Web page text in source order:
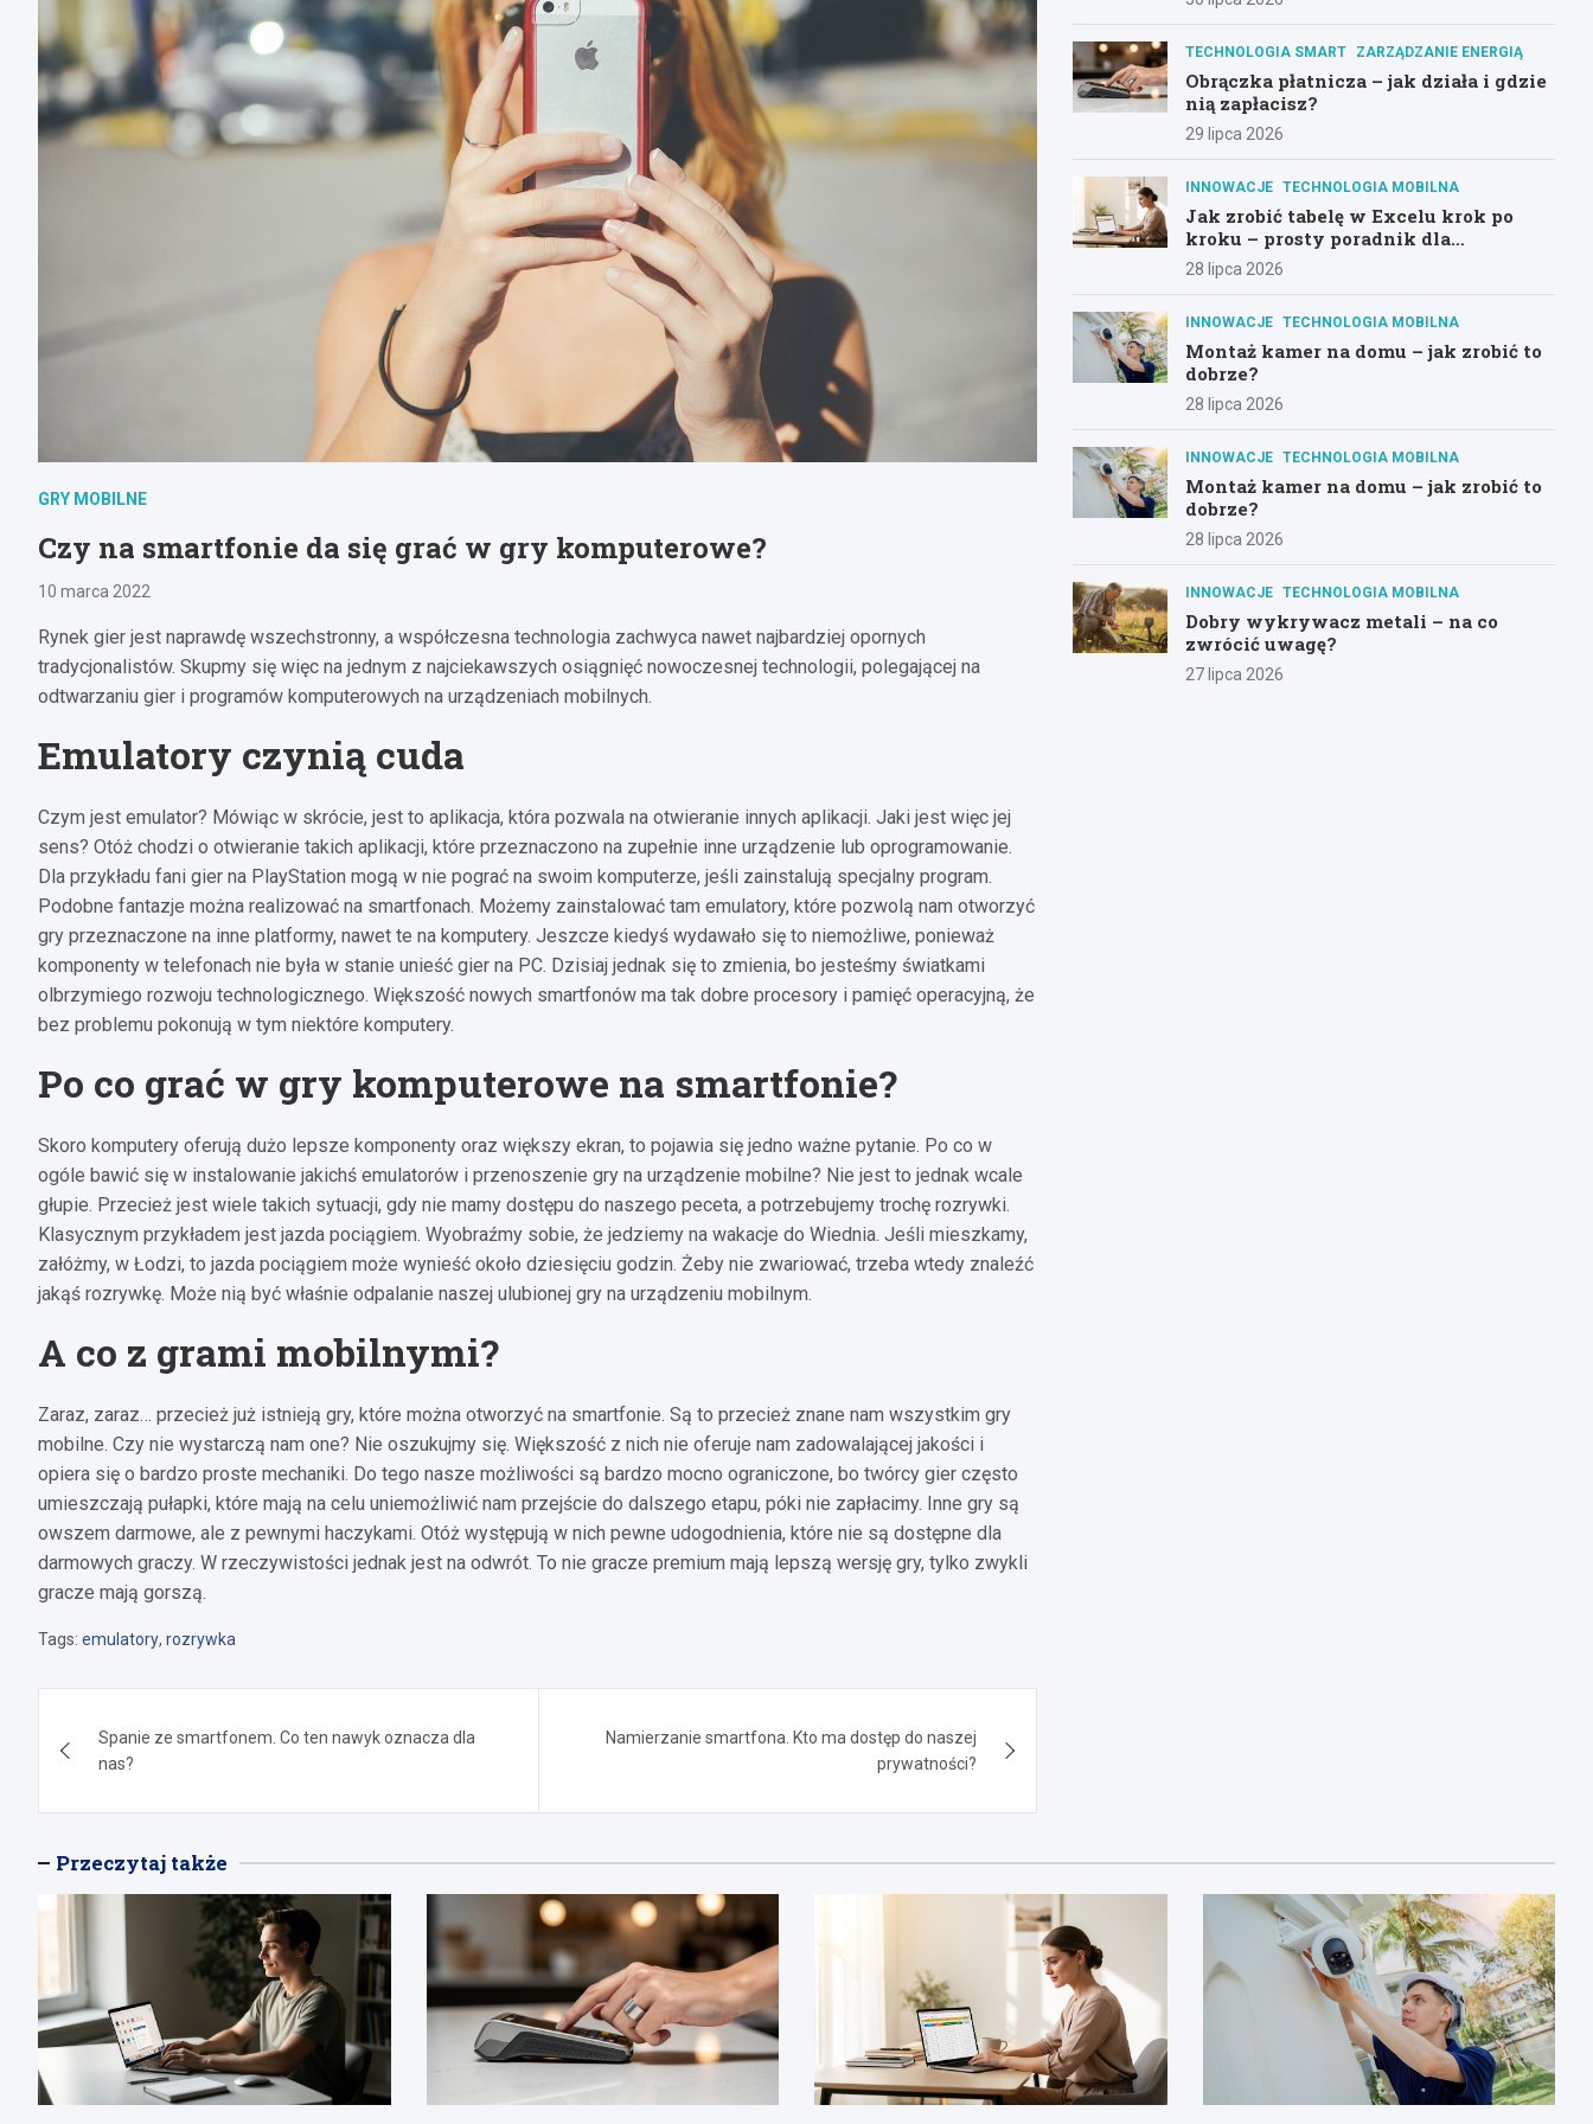
GRY MOBILNE
Czy na smartfonie da się grać w gry komputerowe?
10 marca 2022
Rynek gier jest naprawdę wszechstronny, a współczesna technologia zachwyca nawet najbardziej opornych
tradycjonalistów. Skupmy się więc na jednym z najciekawszych osiągnięć nowoczesnej technologii, polegającej na
odtwarzaniu gier i programów komputerowych na urządzeniach mobilnych.
Emulatory czynią cuda
Czym jest emulator? Mówiąc w skrócie, jest to aplikacja, która pozwala na otwieranie innych aplikacji. Jaki jest więc jej
sens? Otóż chodzi o otwieranie takich aplikacji, które przeznaczono na zupełnie inne urządzenie lub oprogramowanie.
Dla przykładu fani gier na PlayStation mogą w nie pograć na swoim komputerze, jeśli zainstalują specjalny program.
Podobne fantazje można realizować na smartfonach. Możemy zainstalować tam emulatory, które pozwolą nam otworzyć
gry przeznaczone na inne platformy, nawet te na komputery. Jeszcze kiedyś wydawało się to niemożliwe, ponieważ
komponenty w telefonach nie była w stanie unieść gier na PC. Dzisiaj jednak się to zmienia, bo jesteśmy światkami
olbrzymiego rozwoju technologicznego. Większość nowych smartfonów ma tak dobre procesory i pamięć operacyjną, że
bez problemu pokonują w tym niektóre komputery.
Po co grać w gry komputerowe na smartfonie?
Skoro komputery oferują dużo lepsze komponenty oraz większy ekran, to pojawia się jedno ważne pytanie. Po co w
ogóle bawić się w instalowanie jakichś emulatorów i przenoszenie gry na urządzenie mobilne? Nie jest to jednak wcale
głupie. Przecież jest wiele takich sytuacji, gdy nie mamy dostępu do naszego peceta, a potrzebujemy trochę rozrywki.
Klasycznym przykładem jest jazda pociągiem. Wyobraźmy sobie, że jedziemy na wakacje do Wiednia. Jeśli mieszkamy,
załóżmy, w Łodzi, to jazda pociągiem może wynieść około dziesięciu godzin. Żeby nie zwariować, trzeba wtedy znaleźć
jakąś rozrywkę. Może nią być właśnie odpalanie naszej ulubionej gry na urządzeniu mobilnym.
A co z grami mobilnymi?
Zaraz, zaraz… przecież już istnieją gry, które można otworzyć na smartfonie. Są to przecież znane nam wszystkim gry
mobilne. Czy nie wystarczą nam one? Nie oszukujmy się. Większość z nich nie oferuje nam zadowalającej jakości i
opiera się o bardzo proste mechaniki. Do tego nasze możliwości są bardzo mocno ograniczone, bo twórcy gier często
umieszczają pułapki, które mają na celu uniemożliwić nam przejście do dalszego etapu, póki nie zapłacimy. Inne gry są
owszem darmowe, ale z pewnymi haczykami. Otóż występują w nich pewne udogodnienia, które nie są dostępne dla
darmowych graczy. W rzeczywistości jednak jest na odwrót. To nie gracze premium mają lepszą wersję gry, tylko zwykli
gracze mają gorszą.
Tags: emulatory, rozrywka
wpisu
Spanie ze smartfonem. Co ten nawyk oznacza dla
nas?
Namierzanie smartfona. Kto ma dostęp do naszej
prywatności?
TECHNOLOGIA SMART ZARZĄDZANIE ENERGIĄ
Obrączka płatnicza – jak działa i gdzie
nią zapłacisz?
29 lipca 2026
INNOWACJE TECHNOLOGIA MOBILNA
Jak zrobić tabelę w Excelu krok po
kroku – prosty poradnik dla
początkujących
28 lipca 2026
INNOWACJE TECHNOLOGIA MOBILNA
Montaż kamer na domu – jak zrobić to
dobrze?
28 lipca 2026
INNOWACJE TECHNOLOGIA MOBILNA
Montaż kamer na domu – jak zrobić to
dobrze?
28 lipca 2026
INNOWACJE TECHNOLOGIA MOBILNA
Dobry wykrywacz metali – na co
zwrócić uwagę?
27 lipca 2026
Przeczytaj także